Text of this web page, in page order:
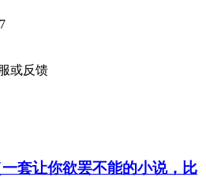
或反馈
套让你欲罢不能的小说，比